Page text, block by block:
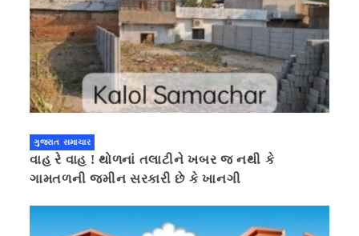
ગુજરાત સમાચાર
વાહ રે વાહ ! થોળનાં તલાટીને ખબર જ નથી કે
ગામતળની જમીન સરકારી છે કે ખાનગી